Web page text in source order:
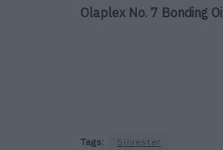
Olaplex No. 7 Bonding
Tags: Silvester